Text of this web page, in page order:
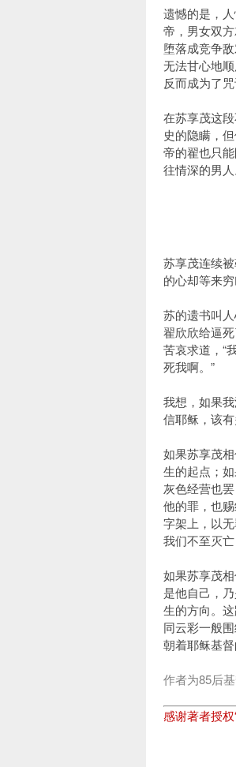
遗憾的是，
帝，男女双
堕落成竞争
无法甘心地
反而成为了咒
在苏享茂这
史的隐瞒，
帝的翟也只
往情深的男人
苏享茂连续
的心却等来
苏的遗书叫
翟欣欣给逼
苦哀求道，“
死我啊。”
我想，如果
信耶稣，该有
如果苏享茂
生的起点；
灰色经营也
他的罪，也
字架上，以
我们不至灭
如果苏享茂
是他自己，
生的方向。
同云彩一般
朝着耶稣基
作者为85后
感谢著者授